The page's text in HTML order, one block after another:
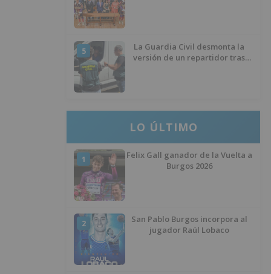
5
La Guardia Civil desmonta la
versión de un repartidor tras
LO ÚLTIMO
1
Felix Gall ganador de la Vuelta a
Burgos 2026
2
San Pablo Burgos incorpora al
jugador Raúl Lobaco